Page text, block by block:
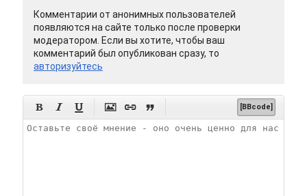
Комментарии от анонимных пользователей
появляются на сайте только после проверки
модератором. Если вы хотите, чтобы ваш
комментарий был опубликован сразу, то
авторизуйтесь
      [BBcode]